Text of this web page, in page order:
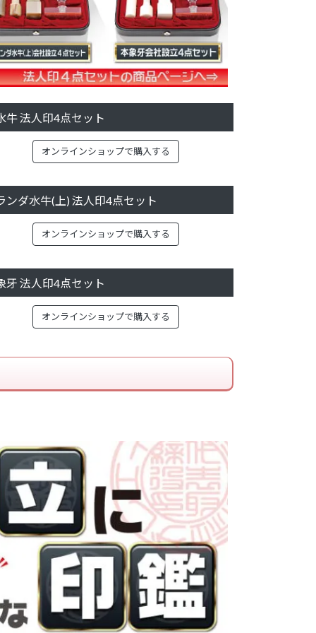
牛 法人印4点セット
オンラインショップで購入する
ンダ水牛(上) 法人印4点セット
オンラインショップで購入する
牙 法人印4点セット
オンラインショップで購入する